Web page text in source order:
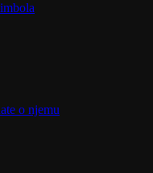
o njemu